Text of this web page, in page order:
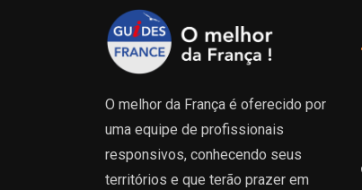
O melhor da França é oferecido por
uma equipe de profissionais
responsivos, conhecendo seus
territórios e que terão prazer em